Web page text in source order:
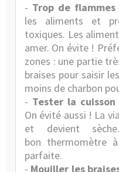
- Trop de flammes
les aliments et
toxiques. Les
amer. On évite !
zones : une partie
braises pour saisir
moins de charbon
- Tester la
On évité aussi ! La
et devient
bon thermomètre
parfaite.
- Mouiller les